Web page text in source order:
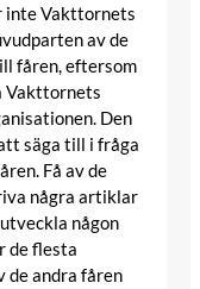
inte Vakttornets
av de
fåren, eftersom
Vakttornets
Den
säga till i fråga
Få av de
några artiklar
någon
de flesta
de andra fåren